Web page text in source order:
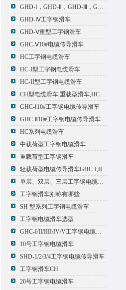
GHD-Ⅰ，GHD-Ⅱ，GHD-Ⅲ，GHD-Ⅳ，GHD-Ⅴ工字钢滑车
GHD-Ⅳ工字钢滑车
GHD-Ⅴ重型工字钢滑车
GHC-Ⅴ10#电缆传导滑车
HC工字钢电缆滑车
HC-I型工字钢电缆滑车
HC-II型工字钢电缆滑车
CH型电缆滑车,重载型滑车,HC型滑车
GHC-Ⅰ10#工字钢电缆传导滑车
GHC-Ⅱ10#工字钢电缆传导滑车
HC系列电缆滑车
中载荷型工字钢电缆滑车
重载荷型工字钢滑车
轻载荷型电缆传导滑车GHC-I,II
单层、双层、三层工字钢电缆传导滑车
工字钢滑车别称有哪些
SH 型系列工字钢电缆滑车
工字钢电缆滑车选型
GHC-I/II/IIII/IV/V工字钢电缆滑车
10号工字钢电缆滑车
SHD-1/2/3/4工字钢电缆传导滑车
工字钢滑车CH
20号工字钢电缆滑车